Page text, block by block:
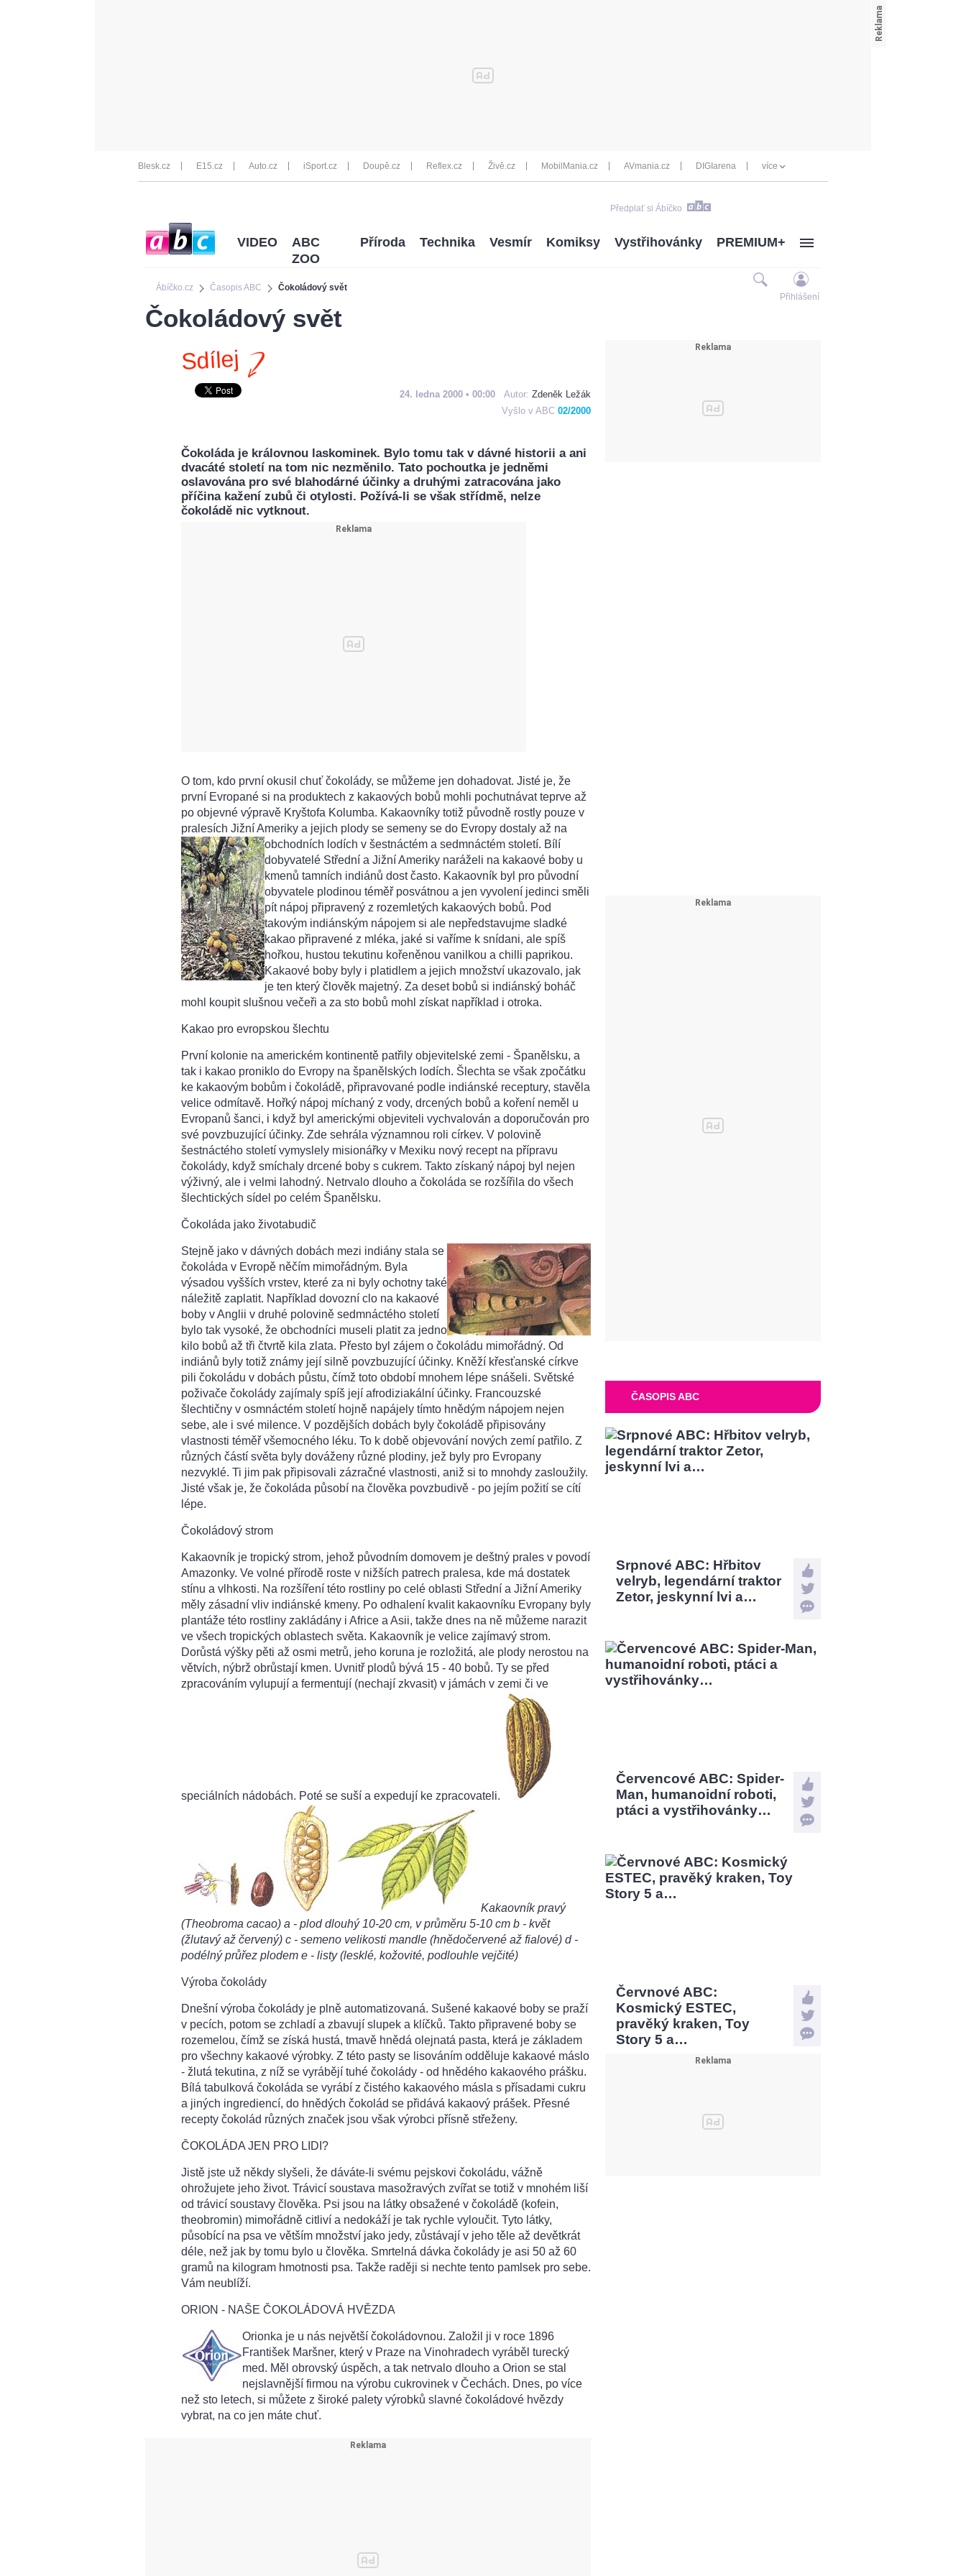
Blesk.cz E15.cz Auto.cz iSport.cz Doupě.cz Reflex.cz Živě.cz MobilMania.cz AVmania.cz DIGIarena více
Předplať si Ábíčko
Ábíčko.cz Časopis ABC Čokoládový svět
VIDEO
ABC
ZOO
Příroda Technika Vesmír Komiksy Vystřihovánky PREMIUM+
Přihlášení
Čokoládový svět
Sdílej
24. ledna 2000 • 00:00 Autor: Zdeněk Ležák
Vyšlo v ABC 02/2000
Čokoláda je královnou laskominek. Bylo tomu tak v dávné historii a ani
dvacáté století na tom nic nezměnilo. Tato pochoutka je jedněmi
oslavována pro své blahodárné účinky a druhými zatracována jako
příčina kažení zubů či otylosti. Požívá-li se však střídmě, nelze
čokoládě nic vytknout.
O tom, kdo první okusil chuť čokolády, se můžeme jen dohadovat. Jisté je, že
první Evropané si na produktech z kakaových bobů mohli pochutnávat teprve až
po objevné výpravě Kryštofa Kolumba. Kakaovníky totiž původně rostly pouze v
pralesích Jižní Ameriky a jejich plody se semeny se do Evropy dostaly až na
obchodních lodích v šestnáctém a sedmnáctém století. Bílí
dobyvatelé Střední a Jižní Ameriky naráželi na kakaové boby u
kmenů tamních indiánů dost často. Kakaovník byl pro původní
obyvatele plodinou téměř posvátnou a jen vyvolení jedinci směli
pít nápoj připravený z rozemletých kakaových bobů. Pod
takovým indiánským nápojem si ale nepředstavujme sladké
kakao připravené z mléka, jaké si vaříme k snídani, ale spíš
hořkou, hustou tekutinu kořeněnou vanilkou a chilli paprikou.
Kakaové boby byly i platidlem a jejich množství ukazovalo, jak
je ten který člověk majetný. Za deset bobů si indiánský boháč
mohl koupit slušnou večeři a za sto bobů mohl získat například i otroka.
Kakao pro evropskou šlechtu
První kolonie na americkém kontinentě patřily objevitelské zemi - Španělsku, a
tak i kakao proniklo do Evropy na španělských lodích. Šlechta se však zpočátku
ke kakaovým bobům i čokoládě, připravované podle indiánské receptury, stavěla
velice odmítavě. Hořký nápoj míchaný z vody, drcených bobů a koření neměl u
Evropanů šanci, i když byl americkými objeviteli vychvalován a doporučován pro
své povzbuzující účinky. Zde sehrála významnou roli církev. V polovině
šestnáctého století vymyslely misionářky v Mexiku nový recept na přípravu
čokolády, když smíchaly drcené boby s cukrem. Takto získaný nápoj byl nejen
výživný, ale i velmi lahodný. Netrvalo dlouho a čokoláda se rozšířila do všech
šlechtických sídel po celém Španělsku.
Čokoláda jako životabudič
Stejně jako v dávných dobách mezi indiány stala se
čokoláda v Evropě něčím mimořádným. Byla
výsadou vyšších vrstev, které za ni byly ochotny také
náležitě zaplatit. Například dovozní clo na kakaové
boby v Anglii v druhé polovině sedmnáctého století
bylo tak vysoké, že obchodníci museli platit za jedno
kilo bobů až tři čtvrtě kila zlata. Přesto byl zájem o čokoládu mimořádný. Od
indiánů byly totiž známy její silně povzbuzující účinky. Kněží křesťanské církve
pili čokoládu v dobách půstu, čímž toto období mnohem lépe snášeli. Světské
poživače čokolády zajímaly spíš její afrodiziakální účinky. Francouzské
šlechtičny v osmnáctém století hojně napájely tímto hnědým nápojem nejen
sebe, ale i své milence. V pozdějších dobách byly čokoládě připisovány
vlastnosti téměř všemocného léku. To k době objevování nových zemí patřilo. Z
různých částí světa byly dováženy různé plodiny, jež byly pro Evropany
nezvyklé. Ti jim pak připisovali zázračné vlastnosti, aniž si to mnohdy zasloužily.
Jisté však je, že čokoláda působí na člověka povzbudivě - po jejím požití se cítí
lépe.
Čokoládový strom
Kakaovník je tropický strom, jehož původním domovem je deštný prales v povodí
Amazonky. Ve volné přírodě roste v nižších patrech pralesa, kde má dostatek
stínu a vlhkosti. Na rozšíření této rostliny po celé oblasti Střední a Jižní Ameriky
měly zásadní vliv indiánské kmeny. Po odhalení kvalit kakaovníku Evropany byly
plantáže této rostliny zakládány i Africe a Asii, takže dnes na ně můžeme narazit
ve všech tropických oblastech světa. Kakaovník je velice zajímavý strom.
Dorůstá výšky pěti až osmi metrů, jeho koruna je rozložitá, ale plody nerostou na
větvích, nýbrž obrůstají kmen. Uvnitř plodů bývá 15 - 40 bobů. Ty se před
zpracováním vylupují a fermentují (nechají zkvasit) v jámách v zemi či ve
speciálních nádobách. Poté se suší a expedují ke zpracovateli.
Kakaovník pravý
(Theobroma cacao) a - plod dlouhý 10-20 cm, v průměru 5-10 cm b - květ
(žlutavý až červený) c - semeno velikosti mandle (hnědočervené až fialové) d -
podélný průřez plodem e - listy (lesklé, kožovité, podlouhle vejčité)
Výroba čokolády
Dnešní výroba čokolády je plně automatizovaná. Sušené kakaové boby se praží
v pecích, potom se zchladí a zbavují slupek a klíčků. Takto připravené boby se
rozemelou, čímž se získá hustá, tmavě hnědá olejnatá pasta, která je základem
pro všechny kakaové výrobky. Z této pasty se lisováním odděluje kakaové máslo
- žlutá tekutina, z níž se vyrábějí tuhé čokolády - od hnědého kakaového prášku.
Bílá tabulková čokoláda se vyrábí z čistého kakaového másla s přísadami cukru
a jiných ingrediencí, do hnědých čokolád se přidává kakaový prášek. Přesné
recepty čokolád různých značek jsou však výrobci přísně střeženy.
ČOKOLÁDA JEN PRO LIDI?
Jistě jste už někdy slyšeli, že dáváte-li svému pejskovi čokoládu, vážně
ohrožujete jeho život. Trávicí soustava masožravých zvířat se totiž v mnohém liší
od trávicí soustavy člověka. Psi jsou na látky obsažené v čokoládě (kofein,
theobromin) mimořádně citliví a nedokáží je tak rychle vyloučit. Tyto látky,
působící na psa ve větším množství jako jedy, zůstávají v jeho těle až devětkrát
déle, než jak by tomu bylo u člověka. Smrtelná dávka čokolády je asi 50 až 60
gramů na kilogram hmotnosti psa. Takže raději si nechte tento pamlsek pro sebe.
Vám neublíží.
ORION - NAŠE ČOKOLÁDOVÁ HVĚZDA
Orionka je u nás největší čokoládovnou. Založil ji v roce 1896
František Maršner, který v Praze na Vinohradech vyráběl turecký
med. Měl obrovský úspěch, a tak netrvalo dlouho a Orion se stal
nejslavnější firmou na výrobu cukrovinek v Čechách. Dnes, po více
než sto letech, si můžete z široké palety výrobků slavné čokoládové hvězdy
vybrat, na co jen máte chuť.
ČASOPIS ABC
Srpnové ABC: Hřbitov
velryb, legendární traktor
Zetor, jeskynní lvi a…
Červencové ABC: Spider-
Man, humanoidní roboti,
ptáci a vystřihovánky…
Červnové ABC:
Kosmický ESTEC,
pravěký kraken, Toy
Story 5 a…